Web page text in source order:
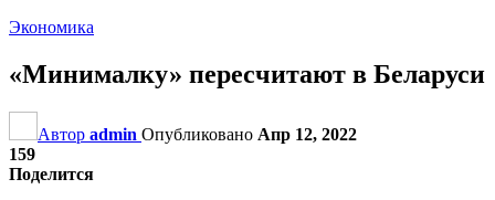
Экономика
«Минималку» пересчитают в Беларуси
Автор admin Опубликовано Апр 12, 2022
159
Поделится